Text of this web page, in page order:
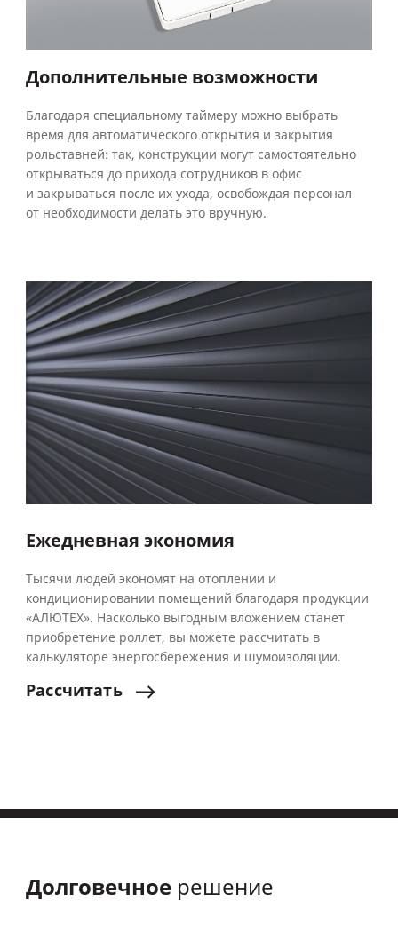
Дополнительные возможности
Благодаря специальному таймеру можно выбрать
время для автоматического открытия и закрытия
рольставней: так, конструкции могут самостоятельно
открываться до прихода сотрудников в офис
и закрываться после их ухода, освобождая персонал
от необходимости делать это вручную.
Ежедневная экономия
Тысячи людей экономят на отоплении и
кондиционировании помещений благодаря продукции
«АЛЮТЕХ». Насколько выгодным вложением станет
приобретение роллет, вы можете рассчитать в
калькуляторе энергосбережения и шумоизоляции.
Рассчитать
Долговечное решение